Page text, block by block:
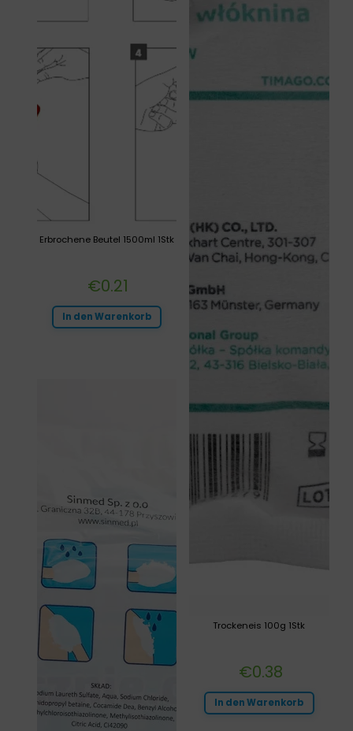
Trockeneis 100g 1Stk
€0.38
In den Warenkorb
Erbrochene Beutel 1500ml 1Stk
€0.21
In den Warenkorb